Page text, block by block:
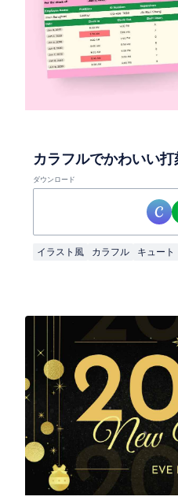
カラフルでかわいい
ダウンロード
イラスト風 カラフル キュート